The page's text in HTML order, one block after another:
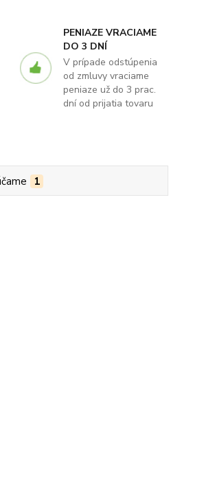
PENIAZE VRACIAME
DO 3 DNÍ
V prípade odstúpenia
od zmluvy vraciame
peniaze už do 3 prac.
dní od prijatia tovaru
1